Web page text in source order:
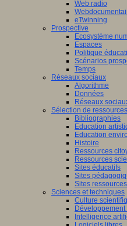
Web radio
eTwinning
Prospective
Ecosystème
Espaces
Politique
Scénarios
Temps
Réseaux sociaux
Algorithme
Données
Réseaux
Sélection de ressources
Bibliographies
Education
Education
Histoire
Ressources
Ressources
Sites éducatifs
Sites
Sites ressources
Sciences et techniques
Culture
Développement
Intelligence